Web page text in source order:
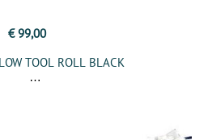
€ 99,00
TOOL ROLL BLACK